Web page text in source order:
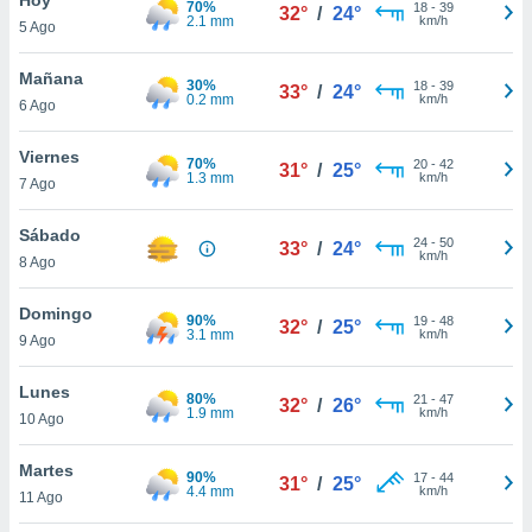
y
en
más
de
5 Ago
70%
2.1 mm
32° / 24° 18- 39
km/h
Mañana
6 Ago
30%
0.2 mm
33° / 24° 18- 39
km/h
Viernes
7 Ago
70%
1.3 mm
31° / 25° 20- 42
km/h
Sábado
8 Ago
33° / 24° 24- 50
km/h
Domingo
9 Ago
90%
3.1 mm
32° / 25° 19- 48
km/h
Lunes
10 Ago
80%
1.9 mm
32° / 26° 21 - 47
km/h
Martes
11 Ago
90%
4.4 mm
31° / 25° 17- 44
km/h